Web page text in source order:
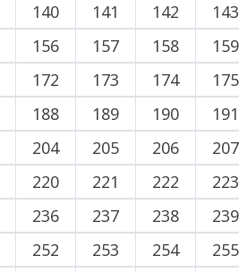
140 141 142 143
156 157 158 159
172 173 174 175
188 189 190 191
204 205 206 207
220 221 222 223
236 237 238 239
252 253 254 255